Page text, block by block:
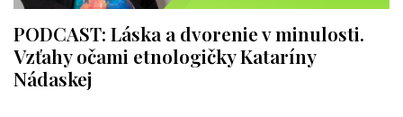
PODCAST: Láska a dvorenie v minulosti.
Vzťahy očami etnologičky Kataríny
Nádaskej